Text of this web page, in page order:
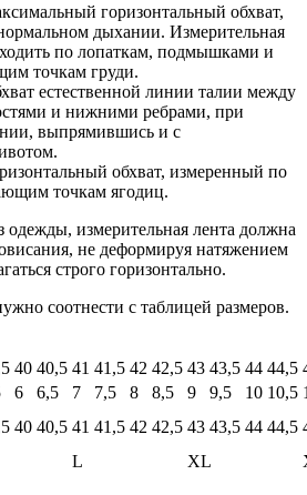
горизонтальный обхват,
дыхании. Измерительная
по лопаткам, подмышками и
точкам груди.
естественной линии талии между
и нижними ребрами, при
выпрямившись и с
обхват, измеренный по
точкам ягодиц.
одежды, измерительная лента должна
не деформируя натяжением
строго горизонтально.
соотнести с таблицей размеров.
40 40,5 41 41,5 42 42,5 43 43,5 44 44,5
6 6,5 7 7,5 8 8,5 9 9,5 10 10,5
40 40,5 41 41,5 42 42,5 43 43,5 44 44,5
L XL